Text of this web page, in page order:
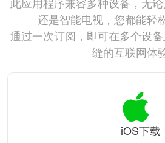
还是智能电视，您都能轻
通过一次订阅，即可在多个设
缝的互联网体验
iOS下载